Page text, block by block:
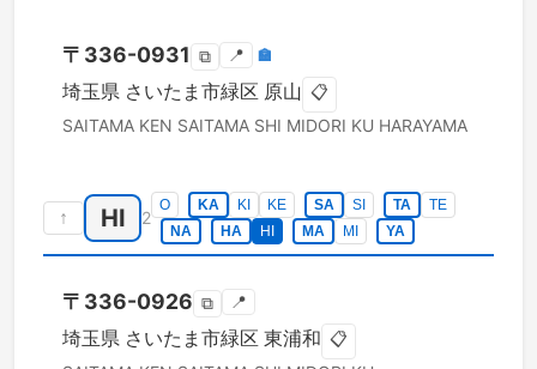
〒 336-0931 ⧉ 📍 🏣
埼玉県 さいたま市緑区 原山 📋
SAITAMA KEN SAITAMA SHI MIDORI KU HARAYAMA
↑ HI 2
O KA KI KE SA SI TA
TE
NA
HA HI MA MI YA
〒 336-0926 ⧉ 📍
埼玉県 さいたま市緑区 東浦和 📋